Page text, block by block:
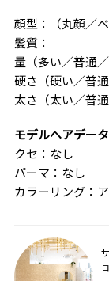
顔型：（丸顔／
髪質：
量（多い／普通／
硬さ（硬い／普通
太さ（太い／普通
モデルヘアデータ
クセ：なし
パーマ：なし
カラーリング：